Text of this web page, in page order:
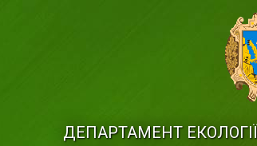
ДЕПАРТАМЕНТ